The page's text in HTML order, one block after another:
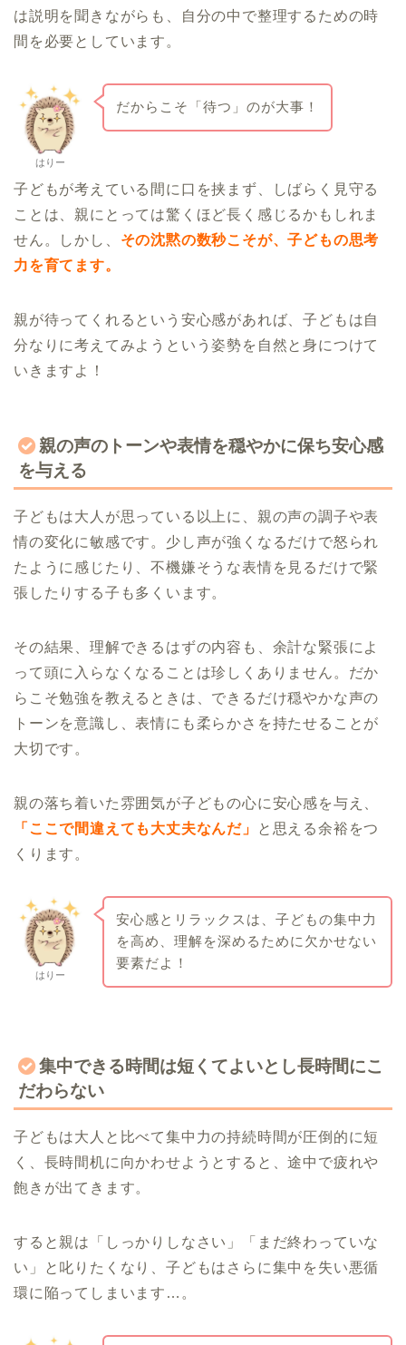
は説明を聞きながらも、自分の中で整理するための時
間を必要としています。
はりー
だからこそ「待つ」のが大事！
子どもが考えている間に口を挟まず、しばらく見守る
ことは、親にとっては驚くほど長く感じるかもしれま
せん。しかし、 その沈黙の数秒こそが、子どもの思考
力を育てます。
親が待ってくれるという安心感があれば、子どもは自
分なりに考えてみようという姿勢を自然と身につけて
いきますよ！
親の声のトーンや表情を穏やかに保ち安心感
を与える
子どもは大人が思っている以上に、親の声の調子や表
情の変化に敏感です。少し声が強くなるだけで怒られ
たように感じたり、不機嫌そうな表情を見るだけで緊
張したりする子も多くいます。
その結果、理解できるはずの内容も、余計な緊張によ
って頭に入らなくなることは珍しくありません。だか
らこそ勉強を教えるときは、できるだけ穏やかな声の
トーンを意識し、表情にも柔らかさを持たせることが
大切です。
親の落ち着いた雰囲気が子どもの心に安心感を与え、
「ここで間違えても大丈夫なんだ」
と思える余裕をつ
くります。
はりー
安心感とリラックスは、子どもの集中力
を高め、理解を深めるために欠かせない
要素だよ！
集中できる時間は短くてよいとし長時間にこ
だわらない
子どもは大人と比べて集中力の持続時間が圧倒的に短
く、長時間机に向かわせようとすると、途中で疲れや
飽きが出てきます。
すると親は「しっかりしなさい」「まだ終わっていな
い」と叱りたくなり、子どもはさらに集中を失い悪循
環に陥ってしまいます…。